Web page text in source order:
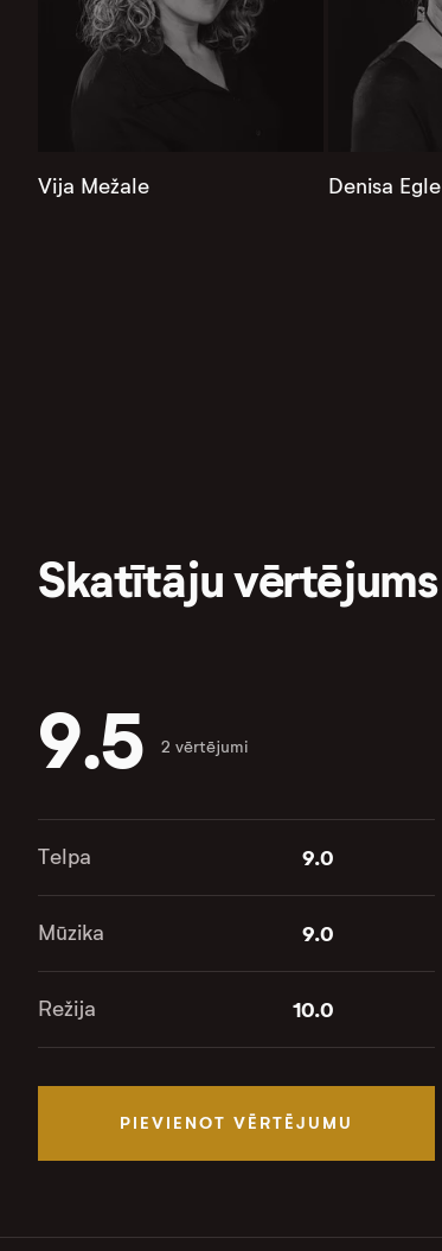
Vija Mežale Denisa Egle
Skatītāju vērtējums
9.5 2 vērtējumi
Telpa 9.0
Mūzika 9.0
Režija 10.0
PIEVIENOT VĒRTĒJUMU